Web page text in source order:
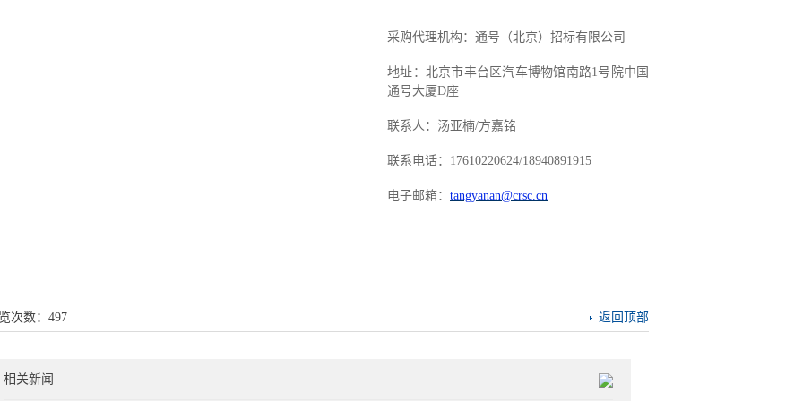
采购代理机构：通号（北京）招标有限公司
地址：北京市丰台区汽车博物馆南路1号院中国
通号大厦D座
联系人：汤亚楠/方嘉铭
联系电话： 17610220624/18940891915
电子邮箱： tangyanan@crsc.cn
次数： 497 返回顶部
相关新闻